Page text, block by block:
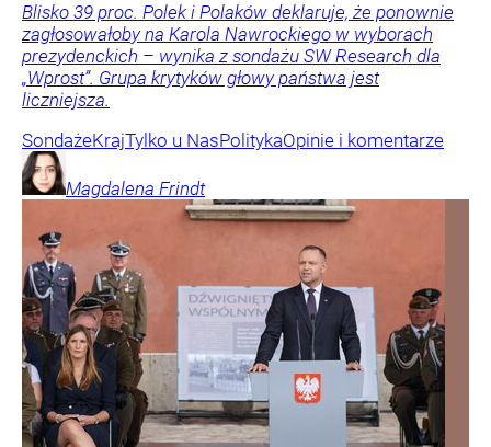
Blisko 39 proc. Polek i Polaków deklaruje, że ponownie
zagłosowałoby na Karola Nawrockiego w wyborach
prezydenckich – wynika z sondażu SW Research dla
„Wprost”. Grupa krytyków głowy państwa jest
liczniejsza.
SondażeKrajTylko u NasPolitykaOpinie i komentarze
Magdalena Frindt